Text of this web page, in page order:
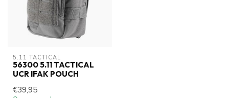
5.11 TACTICAL
56300 5.11 TACTICAL
UCR IFAK POUCH
€39,95